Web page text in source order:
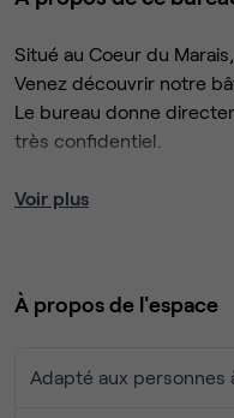
Situé au Coeur du
Venez découvrir notre
Le bureau donne
très confidentiel.
Les atouts du bâtiment :
☎️ 25 phoneboxes
🚗 Parking vélo, voiture,
Voir plus
À propos de l'espace
Adapté aux personnes